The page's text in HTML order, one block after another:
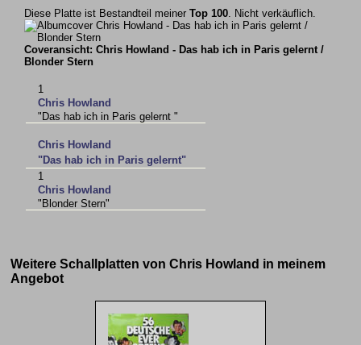
Diese Platte ist Bestandteil meinerTop 100. Nicht verkäuflich.
Coveransicht: Chris Howland - Das hab ich in Paris gelernt /
Blonder Stern
1
Chris Howland
"Das hab ich in Paris gelernt "
Chris Howland
"Das hab ich in Paris gelernt"
1
Chris Howland
"Blonder Stern"
Weitere Schallplatten von Chris Howland in meinem
Angebot